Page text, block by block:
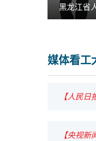
媒体看工
【人民日
【央视新